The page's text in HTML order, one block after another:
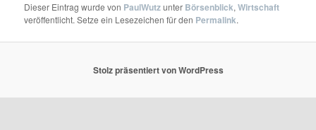
Dieser Eintrag wurde von PaulWutzunter Börsenblick,Wirtschaft
veröffentlicht. Setze ein Lesezeichen für den Permalink.
Stolz präsentiert von WordPress